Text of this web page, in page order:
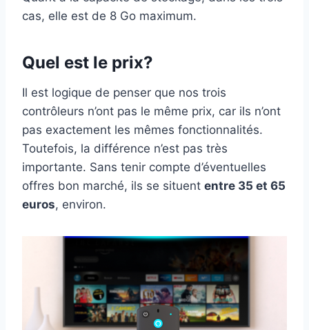
cas, elle est de 8 Go maximum.
Quel est le prix?
Il est logique de penser que nos trois
contrôleurs n’ont pas le même prix, car ils n’ont
pas exactement les mêmes fonctionnalités.
Toutefois, la différence n’est pas très
importante. Sans tenir compte d’éventuelles
offres bon marché, ils se situent entre 35 et 65
euros, environ.